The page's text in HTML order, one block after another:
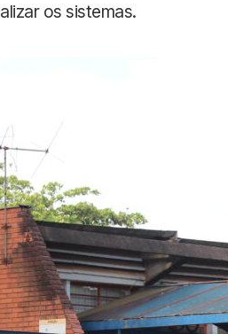
os sistemas.